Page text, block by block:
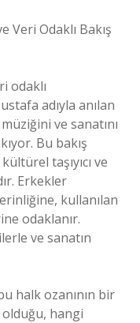
Veri Odaklı Bakış
odaklı
adıyla anılan
ve sanatını
Bu bakış
taşıyıcı ve
Erkekler
kullanılan
odaklanır.
ve sanatın
halk ozanının bir
hangi